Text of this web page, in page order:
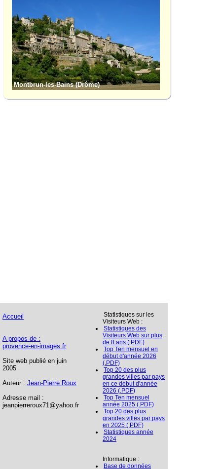
Montbrun-les-Bains (Drôme)
Accueil
A propos de :
provence-en-images.fr
Site web publié en juin
2005
Auteur : Jean-Pierre Roux
Adresse mail :
jeanpierreroux71@yahoo.fr
Statistiques sur les
Visiteurs Web :
Statistiques des
Visiteurs Web sur plus
de 8 ans (.PDF)
Top Ten mensuel en
début d'année 2026
(.PDF)
Top 20 des plus
grandes villes par pays
en ce début d'année
2026 (.PDF)
Top Ten mensuel
année 2025 (.PDF)
Top 20 des plus
grandes villes par pays
en 2025 (.PDF)
Statistiques année
2024
Informatique :
Base de données